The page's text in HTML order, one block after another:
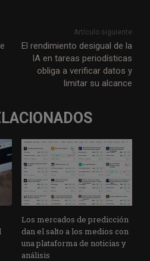
Artículo siguiente
El rendimiento desigual de la
IA en tareas periodísticas
obliga a verificar datos y
limitar su alcance
Los mercados de predicción
dan el salto a los medios con
una plataforma de noticias y
análisis